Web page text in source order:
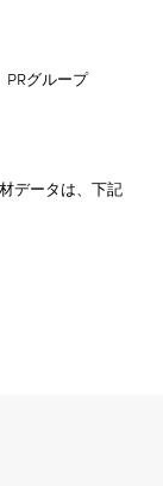
グループ
データは、下記